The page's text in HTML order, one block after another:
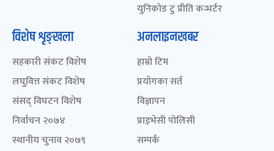
युनिकोड टु प्रीति कन्भर्टर
विशेष शृङ्खला
सहकारी संकट विशेष
लघुवित्त संकट विशेष
संसद् विघटन विशेष
निर्वाचन २०७४
स्थानीय चुनाव २०७९
अनलाइनखबर
हाम्रो टिम
प्रयोगका सर्त
विज्ञापन
प्राइभेसी पोलिसी
सम्पर्क